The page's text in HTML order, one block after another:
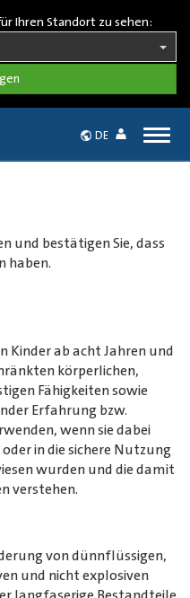
Ihren Standort zu sehen:
DE
und bestätigen Sie, dass
haben.
Kinder ab acht Jahren und
körperlichen,
Fähigkeiten sowie
Erfahrung bzw.
wenn sie dabei
in die sichere Nutzung
wurden und die damit
verstehen.
von dünnflüssigen,
und nicht explosiven